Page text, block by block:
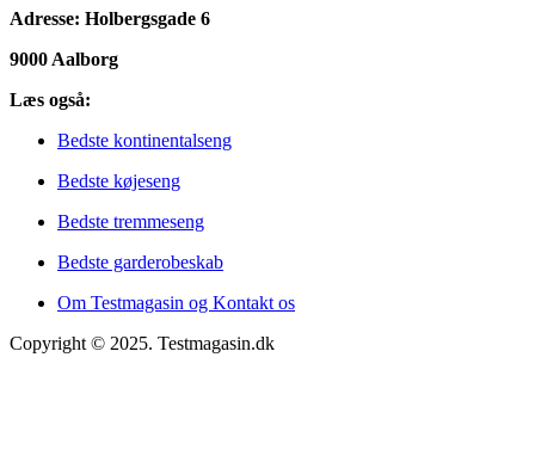
Adresse: Holbergsgade 6
9000 Aalborg
Læs også:
Bedste kontinentalseng
Bedste køjeseng
Bedste tremmeseng
Bedste garderobeskab
Om Testmagasin og Kontakt os
Copyright © 2025. Testmagasin.dk